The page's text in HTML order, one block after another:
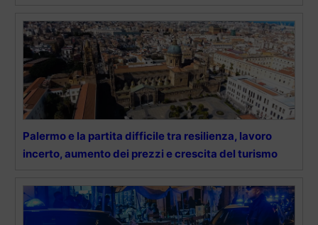
Palermo e la partita difficile tra resilienza, lavoro
incerto, aumento dei prezzi e crescita del turismo